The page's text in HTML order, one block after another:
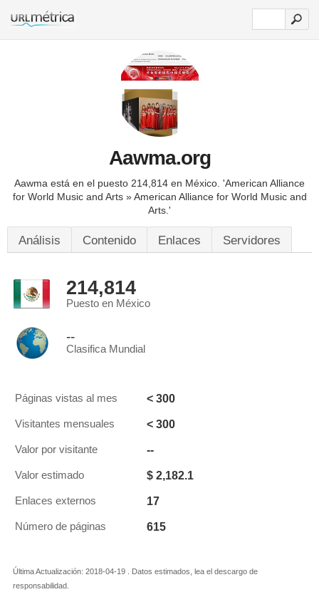
Aawma.org
Aawma está en el puesto 214,814 en México. 'American Alliance
for World Music and Arts » American Alliance for World Music and
Arts.'
Análisis Contenido Enlaces Servidores
214,814
Puesto en México
--
Clasifica Mundial
Páginas vistas al mes < 300
Visitantes mensuales < 300
Valor por visitante --
Valor estimado $ 2,182.1
Enlaces externos 17
Número de páginas 615
Última Actualización: 2018-04-19 . Datos estimados, lea el descargo de
responsabilidad.